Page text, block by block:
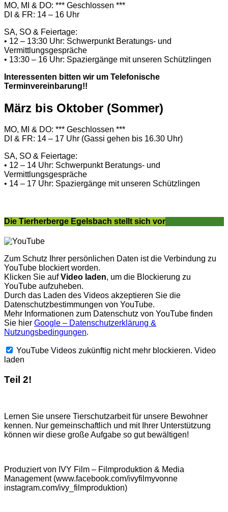
MO, MI & DO: *** Geschlossen ***
DI & FR: 14 – 16 Uhr
SA, SO & Feiertage:
• 12 – 13:30 Uhr: Schwerpunkt Beratungs- und
Vermittlungsgespräche
• 13:30 – 16 Uhr: Spaziergänge mit unseren Schützlingen
Interessenten bitten wir um Telefonische
Terminvereinbarung!!
März bis Oktober (Sommer)
MO, MI & DO: *** Geschlossen ***
DI & FR: 14 – 17 Uhr (Gassi gehen bis 16.30 Uhr)
SA, SO & Feiertage:
• 12 – 14 Uhr: Schwerpunkt Beratungs- und
Vermittlungsgespräche
• 14 – 17 Uhr: Spaziergänge mit unseren Schützlingen
Die Tierherberge Egelsbach stellt sich vor
Zum Schutz Ihrer persönlichen Daten ist die Verbindung zu
YouTube blockiert worden.
Klicken Sie aufVideo laden, um die Blockierung zu
YouTube aufzuheben.
Durch das Laden des Videos akzeptieren Sie die
Datenschutzbestimmungen von YouTube.
Mehr Informationen zum Datenschutz von YouTube finden
Sie hier Google – Datenschutzerklärung &
Nutzungsbedingungen.
YouTube Videos zukünftig nicht mehr blockieren. Video
laden
Teil 2!
Lernen Sie unsere Tierschutzarbeit für unsere Bewohner
kennen. Nur gemeinschaftlich und mit Ihrer Unterstützung
können wir diese große Aufgabe so gut bewältigen!
Produziert von IVY Film – Filmproduktion & Media
Management (www.facebook.com/ivyfilmyvonne
instagram.com/ivy_filmproduktion)